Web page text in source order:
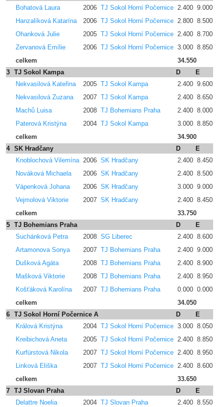
Bohatová Laura
2006 TJ Sokol Horní Počernice 2.400 9.000
Hanzalíková Katarína
2006 TJ Sokol Horní Počernice 2.800 8.500
Ohanková Julie
2005 TJ Sokol Horní Počernice 2.400 8.700
Zervanová Emílie
2006 TJ Sokol Horní Počernice 3.000 8.850
celkem
34.550
3 TJ Sokol Kampa D E
Nekvasilová Kateřina
2005 TJ Sokol Kampa 2.400 9.600
Nekvasilová Zuzana
2007 TJ Sokol Kampa 2.400 8.650
Machů Luisa
2008 TJ Bohemians Praha 2.400 8.000
Paterová Kristýna
2004 TJ Sokol Kampa 3.000 8.850
celkem
34.900
4 SK Hradčany D E
Knoblochová Vilemína 2006 SK Hradčany 2.400 8.450
Nováková Michaela
2006 SK Hradčany 2.400 8.500
Vápenková Johana
2006 SK Hradčany 3.000 9.000
Vejmolová Viktorie
2007 SK Hradčany 2.400 8.450
celkem
33.750
5 TJ Bohemians Praha D E
Suchánková Petra
2008 SG Liberec 2.400 8.600
Artamonova Sonya
2007 TJ Bohemians Praha 2.400 9.000
Dušková Agáta
2008 TJ Bohemians Praha 2.400 8.900
Mašková Viktorie
2008 TJ Bohemians Praha 2.400 8.950
Košťáková Karolína
2007 TJ Bohemians Praha 0.000 0.000
celkem
34.050
6 TJ Sokol Horní Počernice A D E
Králová Kristýna
2004 TJ Sokol Horní Počernice 3.000 8.050
Kreibichová Aneta
2005 TJ Sokol Horní Počernice 2.400 8.850
Kurfürstová Nikola
2007 TJ Sokol Horní Počernice 2.400 8.950
Linková Eliška
2007 TJ Sokol Horní Počernice 2.400 8.600
celkem
33.650
7 TJ Slovan Praha D E
Delattre Noelia
2004 TJ Slovan Praha 2.400 8.550